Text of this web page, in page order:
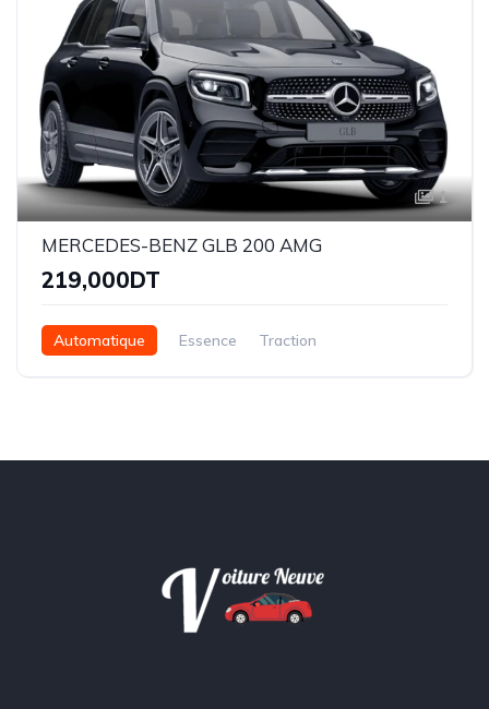
1
MERCEDES-BENZ GLB 200 AMG
219,000DT
Automatique Essence Traction